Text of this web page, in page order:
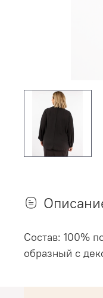
Состав: 100%
образный с